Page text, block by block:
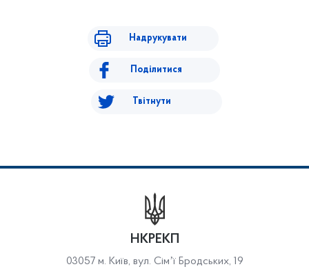
Надрукувати
Поділитися
Твітнути
НКРЕКП
03057 м. Київ, вул. Сімʼї Бродських, 19